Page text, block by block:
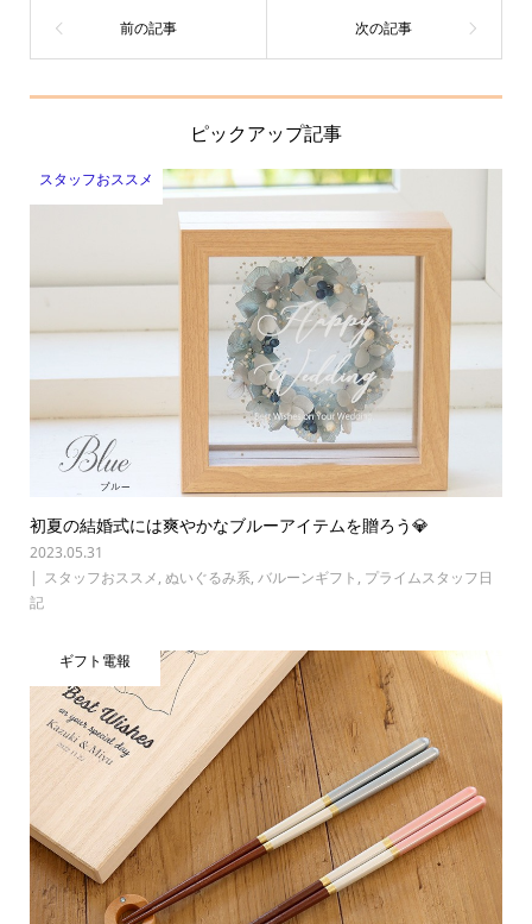
ピックアップ記事
スタッフおススメ
初夏の結婚式には爽やかなブルーアイテムを贈ろう💎
2023.05.31
スタッフおススメ, ぬいぐるみ系, バルーンギフト , プライムスタッフ日
記
ギフト電報